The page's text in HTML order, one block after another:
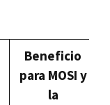
Beneficio
para MOSI y
la